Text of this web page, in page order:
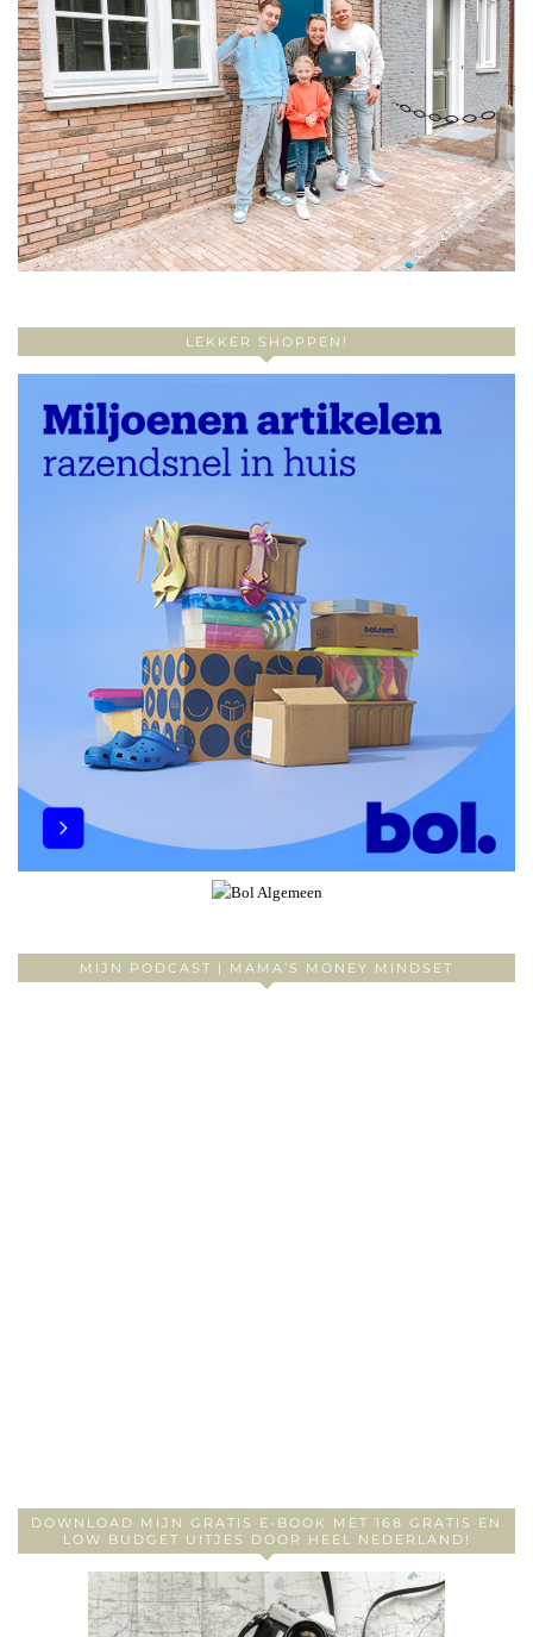
LEKKER SHOPPEN!
MIJN PODCAST | MAMA’S MONEY MINDSET
DOWNLOAD MIJN GRATIS E-BOOK MET 168 GRATIS EN
LOW BUDGET UITJES DOOR HEEL NEDERLAND!